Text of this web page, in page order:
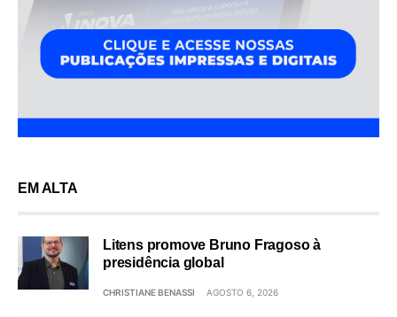
EM ALTA
Litens promove Bruno Fragoso à
presidência global
CHRISTIANE BENASSI AGOSTO 6, 2026